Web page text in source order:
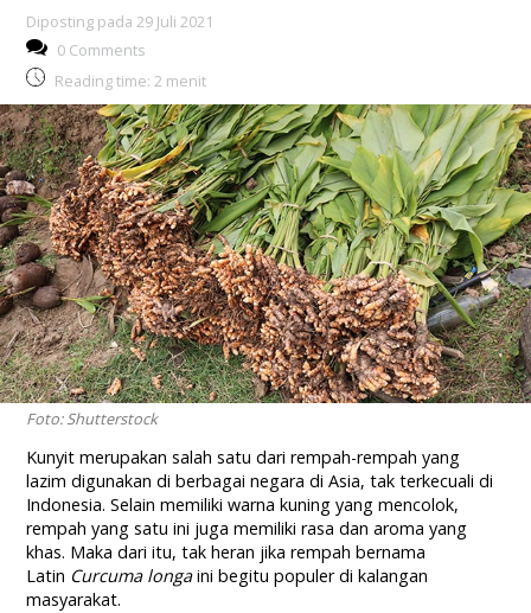
Diposting pada 29 Juli 2021
0 Comments
Reading time: 2 menit
Foto: Shutterstock
Kunyit merupakan salah satu dari rempah-rempah yang
lazim digunakan di berbagai negara di Asia, tak terkecuali di
Indonesia. Selain memiliki warna kuning yang mencolok,
rempah yang satu ini juga memiliki rasa dan aroma yang
khas. Maka dari itu, tak heran jika rempah bernama
Latin Curcuma longaini begitu populer di kalangan
masyarakat.